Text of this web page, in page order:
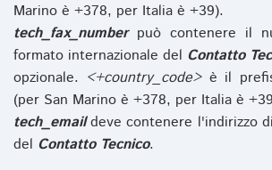
Marino è +378, per Italia è +39).
tech_fax_numberpuò contenere il
formato internazionale del Contatto
opzionale. <+country_code>è il
(per San Marino è +378, per Italia è
tech_emaildeve contenere l'indirizzo
del Contatto Tecnico.